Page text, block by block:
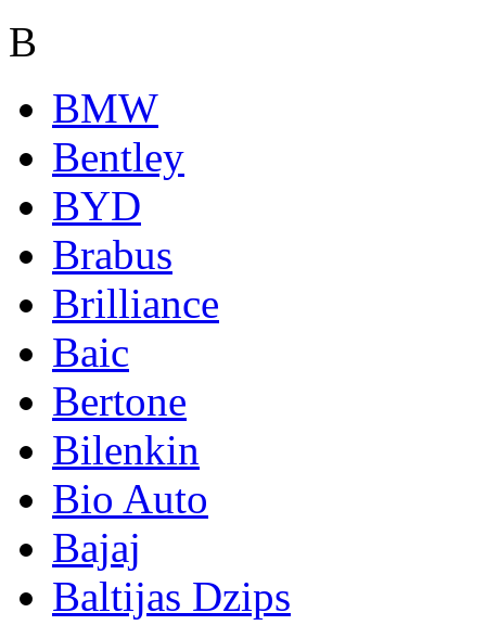
B
BMW
Bentley
BYD
Brabus
Brilliance
Baic
Bertone
Bilenkin
Bio Auto
Bajaj
Baltijas Dzips